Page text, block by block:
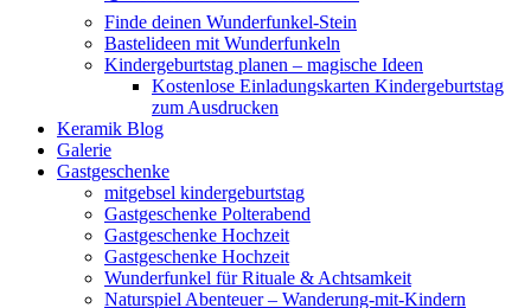
Finde deinen Wunderfunkel-Stein
Bastelideen mit Wunderfunkeln
Kindergeburtstag planen – magische Ideen
Kostenlose Einladungskarten Kindergeburtstag
zum Ausdrucken
Keramik Blog
Galerie
Gastgeschenke
mitgebsel kindergeburtstag
Gastgeschenke Polterabend
Gastgeschenke Hochzeit
Gastgeschenke Hochzeit
Wunderfunkel für Rituale & Achtsamkeit
Naturspiel Abenteuer – Wanderung-mit-Kindern